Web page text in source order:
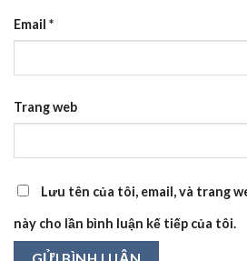
Email *
Trang web
Lưu tên của tôi, email, và trang
này cho lần bình luận kế tiếp của tôi.